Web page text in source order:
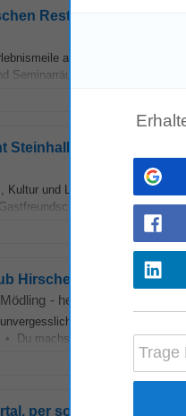
Restaurant „Osteria
am südlichsten Punkt
Seminarräumlichkeiten für bis zu
/ Bern / 100%
und Leidenschaft
und einem
Mehr
Hirschen Lenk
Mödling - heute
Berg-Erlebnisse,
Du machst die Hirschen-Küche
Mehr
per sofort oder nach